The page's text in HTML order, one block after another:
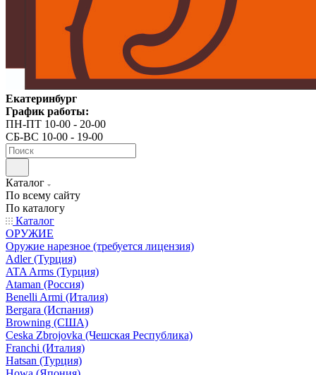
Екатеринбург
График работы:
ПН-ПТ 10-00 - 20-00
СБ-ВС 10-00 - 19-00
Каталог
По всему сайту
По каталогу
Каталог
ОРУЖИЕ
Оружие нарезное (требуется лицензия)
Adler (Турция)
ATA Arms (Турция)
Ataman (Россия)
Benelli Armi (Италия)
Bergara (Испания)
Browning (США)
Ceska Zbrojovka (Чешская Республика)
Franchi (Италия)
Hatsan (Турция)